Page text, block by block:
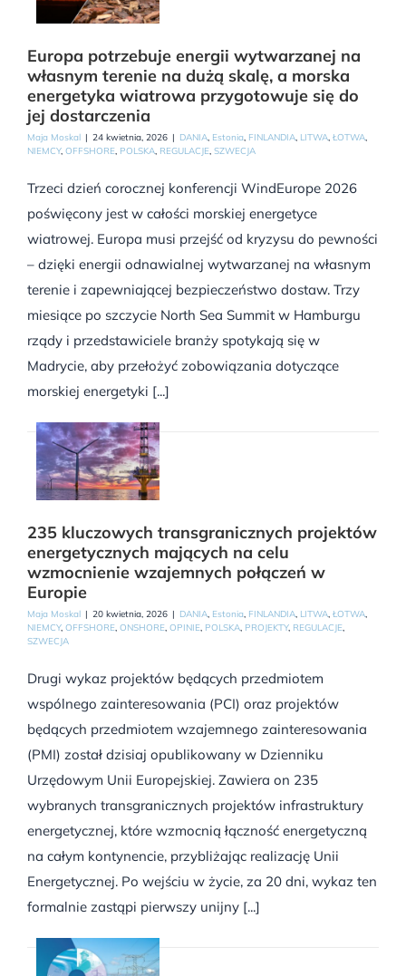
Europa potrzebuje energii wytwarzanej na
własnym terenie na dużą skalę, a morska
energetyka wiatrowa przygotowuje się do
jej dostarczenia
Maja Moskal | 24 kwietnia, 2026 | DANIA, Estonia, FINLANDIA, LITWA, ŁOTWA,
NIEMCY, OFFSHORE, POLSKA, REGULACJE, SZWECJA
Trzeci dzień corocznej konferencji WindEurope 2026
poświęcony jest w całości morskiej energetyce
wiatrowej. Europa musi przejść od kryzysu do pewności
– dzięki energii odnawialnej wytwarzanej na własnym
terenie i zapewniającej bezpieczeństwo dostaw. Trzy
miesiące po szczycie North Sea Summit w Hamburgu
rządy i przedstawiciele branży spotykają się w
Madrycie, aby przełożyć zobowiązania dotyczące
morskiej energetyki [...]
235 kluczowych transgranicznych projektów
energetycznych mających na celu
wzmocnienie wzajemnych połączeń w
Europie
Maja Moskal | 20 kwietnia, 2026 | DANIA, Estonia, FINLANDIA, LITWA, ŁOTWA,
NIEMCY, OFFSHORE, ONSHORE, OPINIE, POLSKA, PROJEKTY, REGULACJE,
SZWECJA
Drugi wykaz projektów będących przedmiotem
wspólnego zainteresowania (PCI) oraz projektów
będących przedmiotem wzajemnego zainteresowania
(PMI) został dzisiaj opublikowany w Dzienniku
Urzędowym Unii Europejskiej. Zawiera on 235
wybranych transgranicznych projektów infrastruktury
energetycznej, które wzmocnią łączność energetyczną
na całym kontynencie, przybliżając realizację Unii
Energetycznej. Po wejściu w życie, za 20 dni, wykaz ten
formalnie zastąpi pierwszy unijny [...]